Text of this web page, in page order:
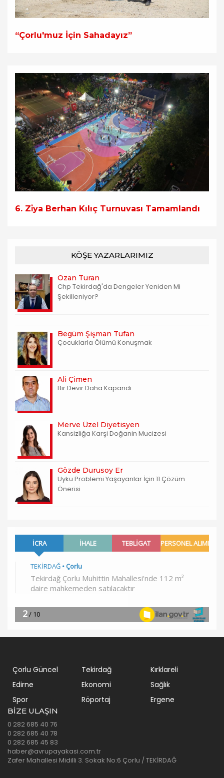
“Çorlu'muz İçin Sahadayız”
6. Zi̇ya Berhan Kılıç Turnuvası Tamamlandı
KÖŞE YAZARLARIMIZ
Ozan Turan
Chp Tekirdağ'da Dengeler Yeniden Mi
Şekilleniyor?
Begüm Şişman Tufan
Çocuklarla Ölümü Konuşmak
Ali Çimen
Bir Devir Daha Kapandı
Merve Üzel Diyetisyen
Kansizliğa Karşi Doğanin Mucizesi
Gözde Durusoy Er
Uyku Problemi Yaşayanlar İçin 11 Çözüm
Önerisi
Çorlu Güncel Tekirdağ
Kırklareli
Edirne
Ekonomi
Sağlık
Spor
Röportaj Ergene
BIZE ULAŞIN
0 282 685 40 76
0 282 685 40 78
0 282 685 45 83
haber@avrupayakasi.com.tr
Zafer Mahallesi Midilli 3. Sokak No:6 Çorlu / TEKİRDAĞ